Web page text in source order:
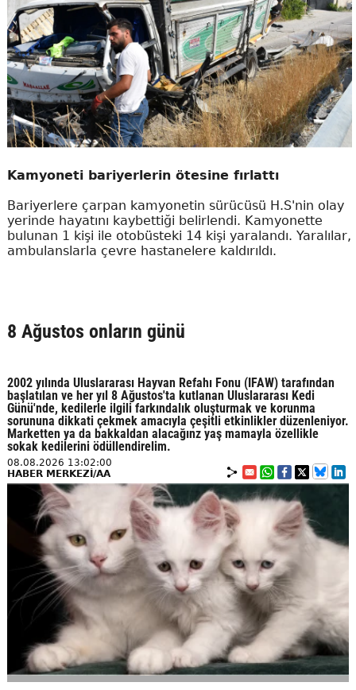
Kamyoneti bariyerlerin ötesine fırlattı
Bariyerlere çarpan kamyonetin sürücüsü H.S'nin olay
yerinde hayatını kaybettiği belirlendi. Kamyonette
bulunan 1 kişi ile otobüsteki 14 kişi yaralandı. Yaralılar,
ambulanslarla çevre hastanelere kaldırıldı.
8 Ağustos onların günü
2002 yılında Uluslararası Hayvan Refahı Fonu (IFAW) tarafından
başlatılan ve her yıl 8 Ağustos'ta kutlanan Uluslararası Kedi
Günü'nde, kedilerle ilgili farkındalık oluşturmak ve korunma
sorununa dikkati çekmek amacıyla çeşitli etkinlikler düzenleniyor.
Marketten ya da bakkaldan alacağınz yaş mamayla özellikle
sokak kedilerini ödüllendirelim.
08.08.2026 13:02:00
HABER MERKEZİ/AA